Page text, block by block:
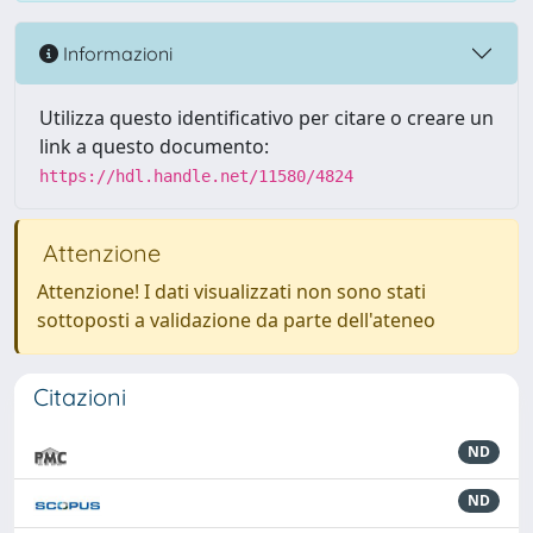
Informazioni
Utilizza questo identificativo per citare o creare un
link a questo documento:
https://hdl.handle.net/11580/4824
Attenzione
Attenzione! I dati visualizzati non sono stati
sottoposti a validazione da parte dell'ateneo
Citazioni
ND
ND